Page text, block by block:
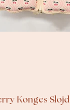
Konges Slojd